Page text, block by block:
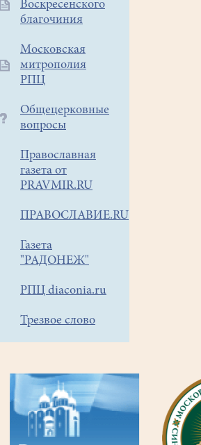
менюВоскресенского
благочиния
Московская
митрополия
РПЦ
Общецерковные
вопросы
Православная
газета от
PRAVMIR.RU
ПРАВОСЛАВИЕ.RU
Газета
"РАДОНЕЖ"
РПЦ diaconia.ru
Трезвое слово